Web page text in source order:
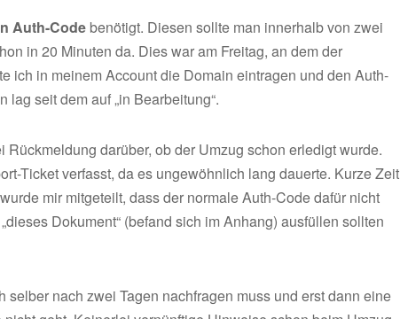
Auth-Code benötigt. Diesen sollte man innerhalb von zwei
in 20 Minuten da. Dies war am Freitag, an dem der
ich in meinem Account die Domain eintragen und den Auth-
seit dem auf „in Bearbeitung“.
darüber, ob der Umzug schon erledigt wurde.
Ticket verfasst, da es ungewöhnlich lang dauerte. Kurze Zeit
mir mitgeteilt, dass der normale Auth-Code dafür nicht
Dokument“ (befand sich im Anhang) ausfüllen sollten
selber nach zwei Tagen nachfragen muss und erst dann eine